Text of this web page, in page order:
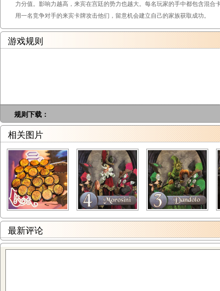
力分值。影响力越高，来宾在宫廷的势力也越大。每名玩家的手中都包含混合
用一名竞争对手的来宾卡牌攻击他们，留意机会建立自己的家族获取成功。
游戏规则
规则下载：
相关图片
最新评论